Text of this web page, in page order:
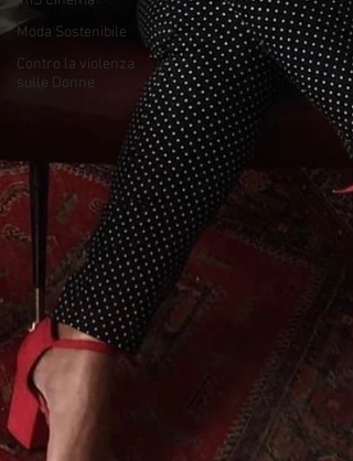
Moda Sostenibile
Contro la violenza
sulle Donne